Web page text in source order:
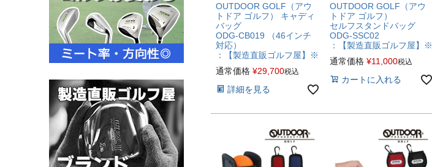
OUTDOOR GOLF（アウ
トドア ゴルフ） キャディ
バッグ
ODG-CB019 （46インチ
対応）
：【製造直販ゴルフ屋】※
通常価格 ¥29,700税込
詳細を見る
OUTDOOR GOLF（アウ
トドア ゴルフ）
セルフスタンドバッグ
ODG-SSC02
：【製造直販ゴルフ屋】※
通常価格 ¥11,000税込
カートに入れる